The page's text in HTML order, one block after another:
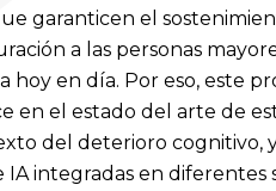
garanticen el
a las personas
hoy en día. Por eso, este
en el estado del arte de
del deterioro cognitivo,
IA integradas en diferentes